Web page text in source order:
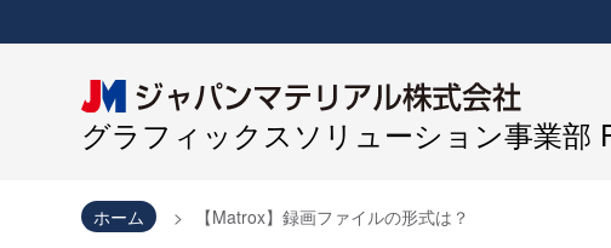
グラフィックスソリューション事業部
ホーム 【Matrox】録画ファイルの形式は？